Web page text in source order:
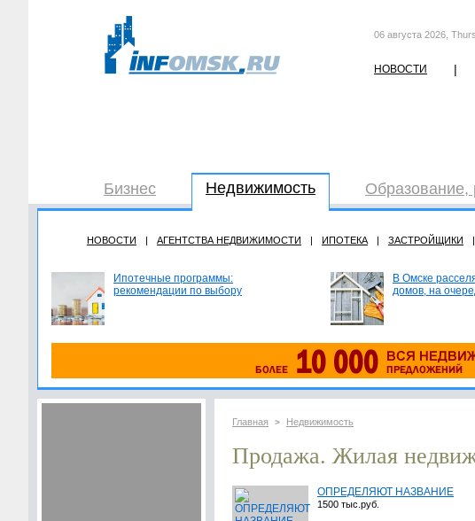
06 августа 2026,
НОВОСТИ |
Бизнес Недвижимость Образование,
НОВОСТИ | АГЕНТСТВА НЕДВИЖИМОСТИ | ИПОТЕКА | ЗАСТРОЙЩИКИ |
Ипотечные программы:
рекомендации по выбору
В Омске
домов, на
Главная > Недвижимость
Продажа. Жилая
ОПРЕДЕЛЯЮТ НАЗВАНИЕ
1500 тыс.руб.